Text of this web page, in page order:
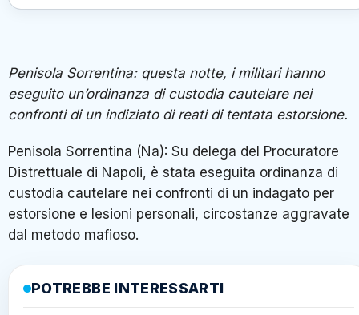
Penisola Sorrentina: questa notte, i militari hanno
eseguito un’ordinanza di custodia cautelare nei
confronti di un indiziato di reati di tentata estorsione.
Penisola Sorrentina (Na): Su delega del Procuratore
Distrettuale di Napoli, è stata eseguita ordinanza di
custodia cautelare nei confronti di un indagato per
estorsione e lesioni personali, circostanze aggravate
dal metodo mafioso.
POTREBBE INTERESSARTI